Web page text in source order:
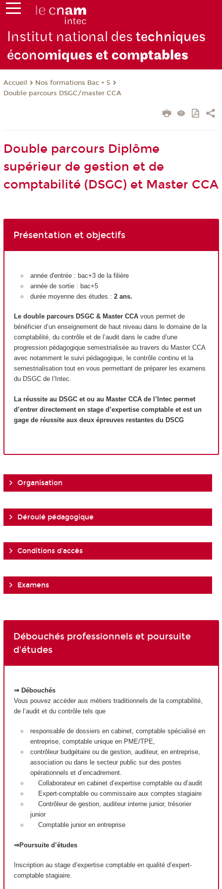
Institut national destechniques
économiques et comptables
Accueil
Nos formations Bac + 5
Double parcours DSGC/master CCA
Double parcours Diplôme
supérieur de gestion et de
comptabilité (DSGC) et Master CCA
Présentation et objectifs
année d'entrée : bac+3 de la filière
année de sortie : bac+5
durée moyenne des études : 2 ans.
Le double parcours DSGC & Master CCA vous permet de
bénéficier d’un enseignement de haut niveau dans le domaine de la
comptabilité, du contrôle et de l’audit dans le cadre d’une
progression pédagogique semestrialisée au travers du Master CCA
avec notamment le suivi pédagogique, le contrôle continu et la
semestrialisation tout en vous permettant de préparer les examens
du DSGC de l’Intec.
La réussite au DSGC et ou au Master CCA de l’Intec permet
d’entrer directement en stage d’expertise comptable et est un
gage de réussite aux deux épreuves restantes du DSCG
Organisation
Déroulé pédagogique
Conditions d'accès
Examens
Débouchés professionnels et poursuite
d'études
⇒ Débouchés
Vous pouvez accéder aux métiers traditionnels de la comptabilité,
de l’audit et du contrôle tels que
responsable de dossiers en cabinet, comptable spécialisé en
entreprise, comptable unique en PME/TPE,
contrôleur budgétaire ou de gestion, auditeur, en entreprise,
association ou dans le secteur public sur des postes
opérationnels et d’encadrement.
Collaborateur en cabinet d’expertise comptable ou d’audit
Expert-comptable ou commissaire aux comptes stagiaire
Contrôleur de gestion, auditeur interne junior, trésorier
junior
Comptable junior en entreprise
⇒Poursuite d’études
Inscription au stage d’expertise comptable en qualité d’expert-
comptable stagiaire.